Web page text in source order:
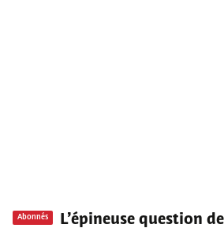
Abonnés L’épineuse question